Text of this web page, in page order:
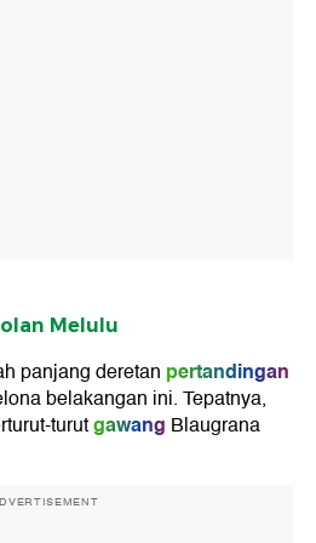
Melulu
panjang deretan pertandingan
belakangan ini. Tepatnya,
turutgawang Blaugrana